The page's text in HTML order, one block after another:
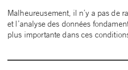
Malheureusement, il n’y a pas de
et l’analyse des données
plus importante dans ces